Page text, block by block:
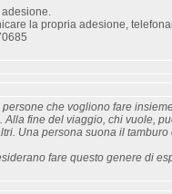
la propria adesione,
che vogliono fare
Alla fine del viaggio, chi vuole,
Una persona suona il tamburo
fare questo genere di